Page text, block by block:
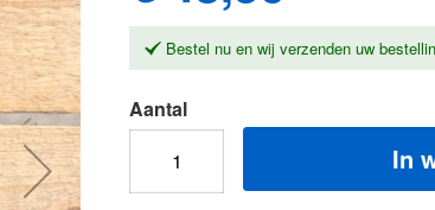
Bestel nu en wij verzenden uw
Aantal
In